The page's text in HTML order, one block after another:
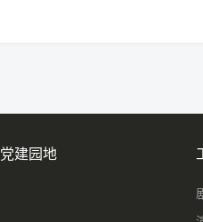
党建园地